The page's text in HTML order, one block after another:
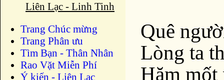
Liên Lạc - Linh Tinh
Trang Chúc mừng
Trang Phân ưu
Tìm Bạn - Thân Nhân
Rao Vặt Miễn Phí
Ý kiến - Liên Lạc
Quê
Lòng ta
Hăm mốt